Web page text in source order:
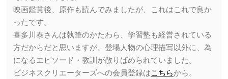
映画鑑賞後、原作も読んでみましたが、これはこれで良か
ったです。
喜多川泰さんは執筆のかたわら、学習塾も経営されている
方だからだと思いますが、登場人物の心理描写以外に、為
になるエピソード・教訓が散りばめられていました。
ビジネスクリエーターズへの会員登録はこちらから。